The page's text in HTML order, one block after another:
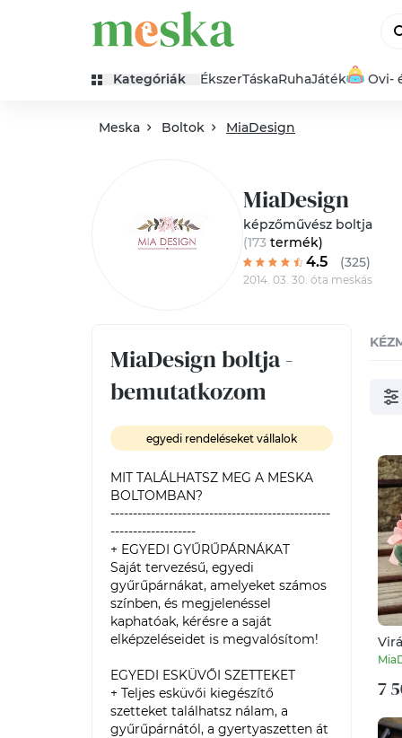
Kategóriák ÉkszerTáskaRuhaJáték Ovi-
Meska Boltok MiaDesign
MiaDesign
képzőművész boltja
(173 termék)
4.5 (325)
2014. 03. 30. óta meskás
MiaDesign boltja -
bemutatkozom
egyedi rendeléseket vállalok
MIT TALÁLHATSZ MEG A MESKA
BOLTOMBAN?
-------------------------------------------------
-------------------
+ EGYEDI GYŰRŰPÁRNÁKAT
Saját tervezésű, egyedi
gyűrűpárnákat, amelyeket számos
színben, és megjelenéssel
kaphatóak, kérésre a saját
elképzeléseidet is megvalósítom!
EGYEDI ESKÜVŐI SZETTEKET
+ Teljes esküvői kiegészítő
szetteket találhatsz nálam, a
gyűrűpárnától, a gyertyaszetten át
7